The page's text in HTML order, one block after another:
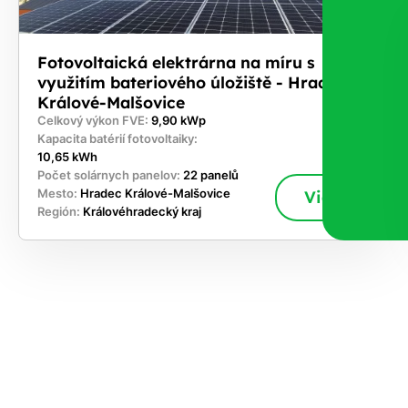
Fotovoltaická elektrárna na míru s
využitím bateriového úložiště - Hradec
Králové-Malšovice
Celkový výkon FVE: 9,90 kWp
Kapacita batérií fotovoltaiky:
10,65 kWh
Počet solárnych panelov: 22 panelů
Mesto: Hradec Králové-Malšovice
Región: Královéhradecký kraj
Viac